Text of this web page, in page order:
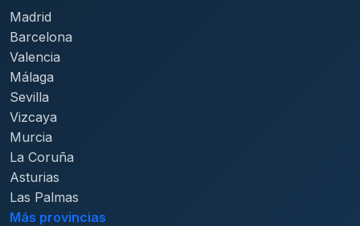
Madrid
Barcelona
Valencia
Málaga
Sevilla
Vizcaya
Murcia
La Coruña
Asturias
Las Palmas
Más provincias